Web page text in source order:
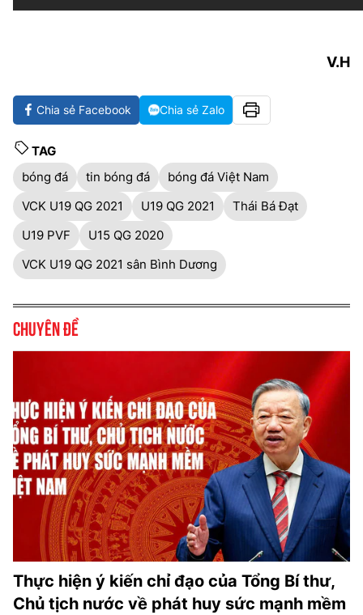
V.H
Chia sẻ Facebook Chia sẻ Zalo
TAG
bóng đá
tin bóng đá
bóng đá Việt Nam
VCK U19 QG 2021
U19 QG 2021
Thái Bá Đạt
U19 PVF
U15 QG 2020
VCK U19 QG 2021 sân Bình Dương
Chuyên đề
Thực hiện ý kiến chỉ đạo của Tổng Bí thư,
Chủ tịch nước về phát huy sức mạnh mềm